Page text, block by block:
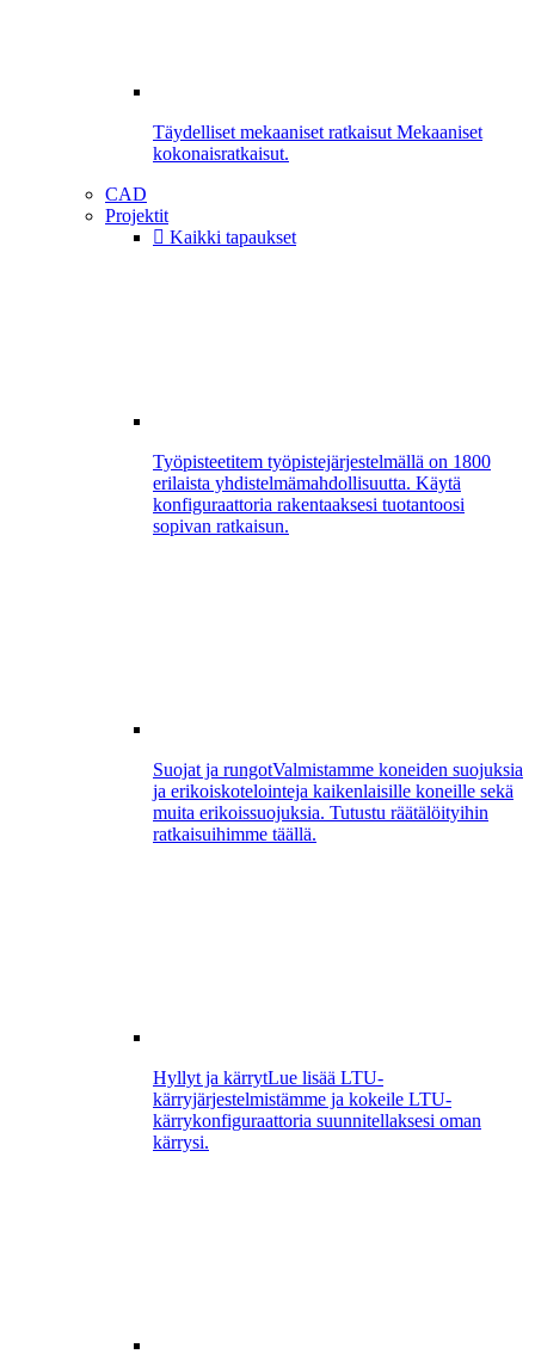
Täydelliset mekaaniset ratkaisut Mekaaniset
kokonaisratkaisut.
CAD
Projektit
Kaikki tapaukset
Työpisteetitem työpistejärjestelmällä on 1800
erilaista yhdistelmämahdollisuutta. Käytä
konfiguraattoria rakentaaksesi tuotantoosi
sopivan ratkaisun.
Suojat ja rungotValmistamme koneiden suojuksia
ja erikoiskotelointeja kaikenlaisille koneille sekä
muita erikoissuojuksia. Tutustu räätälöityihin
ratkaisuihimme täällä.
Hyllyt ja kärrytLue lisää LTU-
kärryjärjestelmistämme ja kokeile LTU-
kärrykonfiguraattoria suunnitellaksesi oman
kärrysi.